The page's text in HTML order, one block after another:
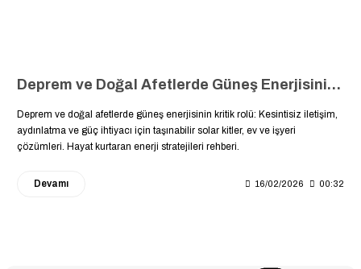
Deprem ve Doğal Afetlerde Güneş Enerjisinin Önemi: Kesintisiz Enerji Hayat Kurtarır
Deprem ve doğal afetlerde güneş enerjisinin kritik rolü: Kesintisiz iletişim,
aydınlatma ve güç ihtiyacı için taşınabilir solar kitler, ev ve işyeri
çözümleri. Hayat kurtaran enerji stratejileri rehberi.
Devamı 16/02/2026 00:32